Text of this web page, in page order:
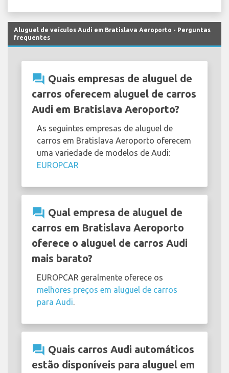
Aluguel de veículos Audi em Bratislava Aeroporto - Perguntas
frequentes
question_answer Quais empresas de aluguel de
carros oferecem aluguel de carros
Audi em Bratislava Aeroporto?
As seguintes empresas de aluguel de
carros em Bratislava Aeroporto oferecem
uma variedade de modelos de Audi:
EUROPCAR
question_answer Qual empresa de aluguel de
carros em Bratislava Aeroporto
oferece o aluguel de carros Audi
mais barato?
EUROPCAR geralmente oferece os
melhores preços em aluguel de carros
para Audi
question_answer Quais carros Audi automáticos
estão disponíveis para aluguel em